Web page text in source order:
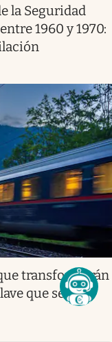
la Seguridad
1960 y 1970:
transformarán
que se